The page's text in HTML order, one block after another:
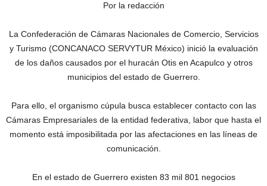
Por la redacción
La Confederación de Cámaras Nacionales de Comercio, Servicios
y Turismo (CONCANACO SERVYTUR México) inició la evaluación
de los daños causados por el huracán Otis en Acapulco y otros
municipios del estado de Guerrero.
Para ello, el organismo cúpula busca establecer contacto con las
Cámaras Empresariales de la entidad federativa, labor que hasta el
momento está imposibilitada por las afectaciones en las líneas de
comunicación.
En el estado de Guerrero existen 83 mil 801 negocios